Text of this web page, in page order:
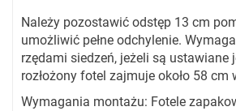
Należy pozostawić odstęp 13 cm
umożliwić pełne odchylenie.
rzędami siedzeń, jeżeli są ustawiane
rozłożony fotel zajmuje około 58 cm
Wymagania montażu: Fotele